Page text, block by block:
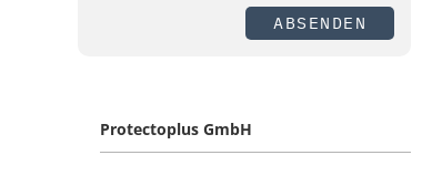
ABSENDEN
Protectoplus GmbH